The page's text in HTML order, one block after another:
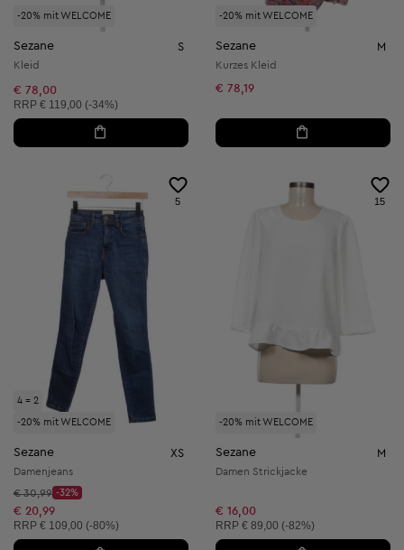
-20% mit WELCOME
Sezane S
Kleid
€ 78,00
Unverbindliche Preisempfehlung:
RRP € 119,00 (-34%)
-20% mit WELCOME
Sezane M
Kurzes Kleid
€ 78,19
4 = 2
-20% mit WELCOME
5
Sezane XS
Damenjeans
Startpreis:
€ 30,99
Discount Price:
-32%
Reduzierter Preis:
€ 20,99
Unverbindliche Preisempfehlung:
RRP € 109,00 (-80%)
-20% mit WELCOME
15
Sezane M
Damen Strickjacke
€ 16,00
Unverbindliche Preisempfehlung:
RRP € 89,00 (-82%)